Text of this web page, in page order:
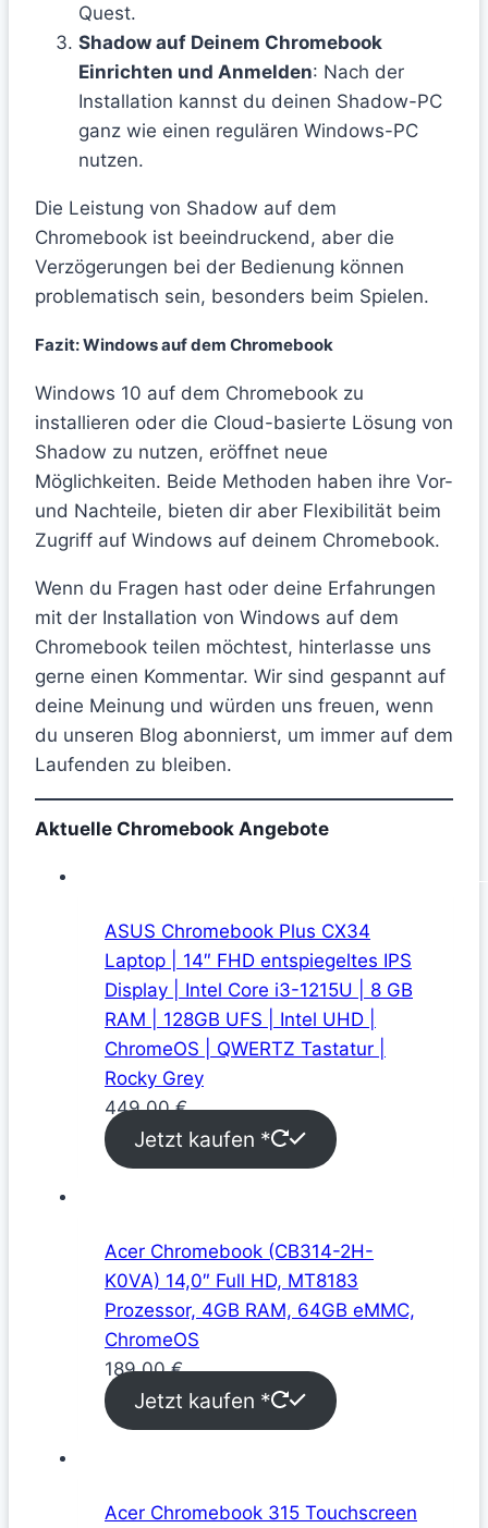
Quest.
Shadow auf Deinem Chromebook
Einrichten und Anmelden: Nach der
Installation kannst du deinen Shadow-PC
ganz wie einen regulären Windows-PC
nutzen.
Die Leistung von Shadow auf dem
Chromebook ist beeindruckend, aber die
Verzögerungen bei der Bedienung können
problematisch sein, besonders beim Spielen.
Fazit: Windows auf dem Chromebook
Windows 10 auf dem Chromebook zu
installieren oder die Cloud-basierte Lösung von
Shadow zu nutzen, eröffnet neue
Möglichkeiten. Beide Methoden haben ihre Vor-
und Nachteile, bieten dir aber Flexibilität beim
Zugriff auf Windows auf deinem Chromebook.
Wenn du Fragen hast oder deine Erfahrungen
mit der Installation von Windows auf dem
Chromebook teilen möchtest, hinterlasse uns
gerne einen Kommentar. Wir sind gespannt auf
deine Meinung und würden uns freuen, wenn
du unseren Blog abonnierst, um immer auf dem
Laufenden zu bleiben.
Aktuelle Chromebook Angebote
ASUS Chromebook Plus CX34
Laptop | 14″ FHD entspiegeltes IPS
Display | Intel Core i3-1215U | 8 GB
RAM | 128GB UFS | Intel UHD |
ChromeOS | QWERTZ Tastatur |
Rocky Grey
449,00€
Jetzt kaufen *
Acer Chromebook (CB314-2H-
K0VA) 14,0″ Full HD, MT8183
Prozessor, 4GB RAM, 64GB eMMC,
ChromeOS
189,00€
Jetzt kaufen *
Acer Chromebook 315 Touchscreen